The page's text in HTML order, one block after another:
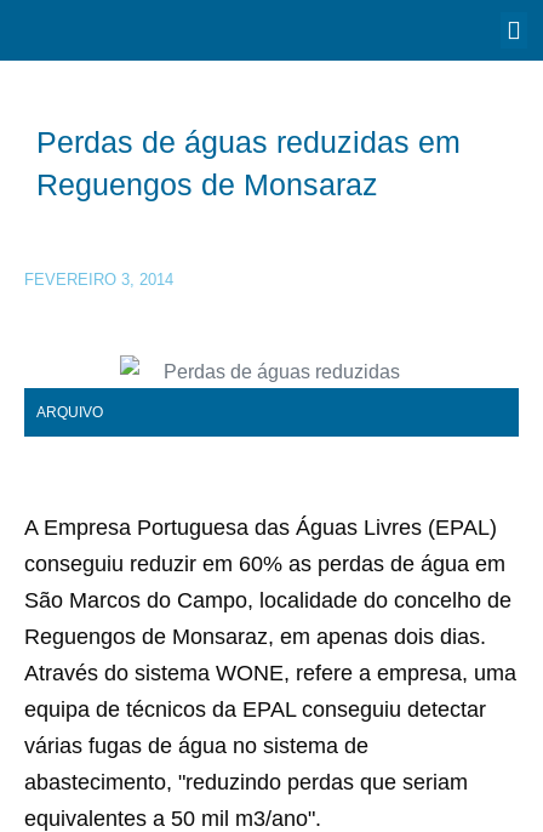
Perdas de águas reduzidas em
Reguengos de Monsaraz
FEVEREIRO 3, 2014
ARQUIVO
A Empresa Portuguesa das Águas Livres (EPAL)
conseguiu reduzir em 60% as perdas de água em
São Marcos do Campo, localidade do concelho de
Reguengos de Monsaraz, em apenas dois dias.
Através do sistema WONE, refere a empresa, uma
equipa de técnicos da EPAL conseguiu detectar
várias fugas de água no sistema de
abastecimento, "reduzindo perdas que seriam
equivalentes a 50 mil m3/ano".